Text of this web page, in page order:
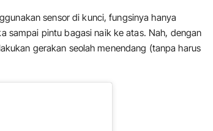
sensor di kunci, fungsinya hanya
sampai pintu bagasi naik ke atas. Nah, dengan
gerakan seolah menendang (tanpa harus